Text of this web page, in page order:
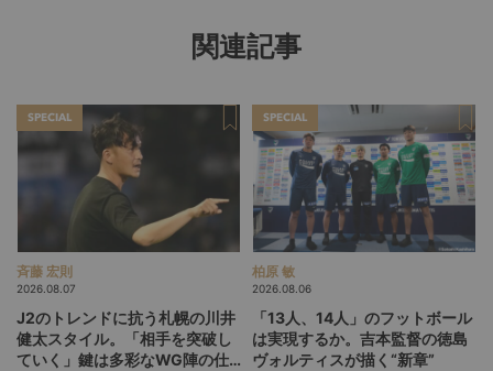
関連記事
SPECIAL
斉藤 宏則
2026.08.07
J2のトレンドに抗う札幌の川井
健太スタイル。「相手を突破し
ていく」鍵は多彩なWG陣の仕
SPECIAL
柏原 敏
2026.08.06
「13人、14人」のフットボール
は実現するか。吉本監督の徳島
ヴォルティスが描く“新章”